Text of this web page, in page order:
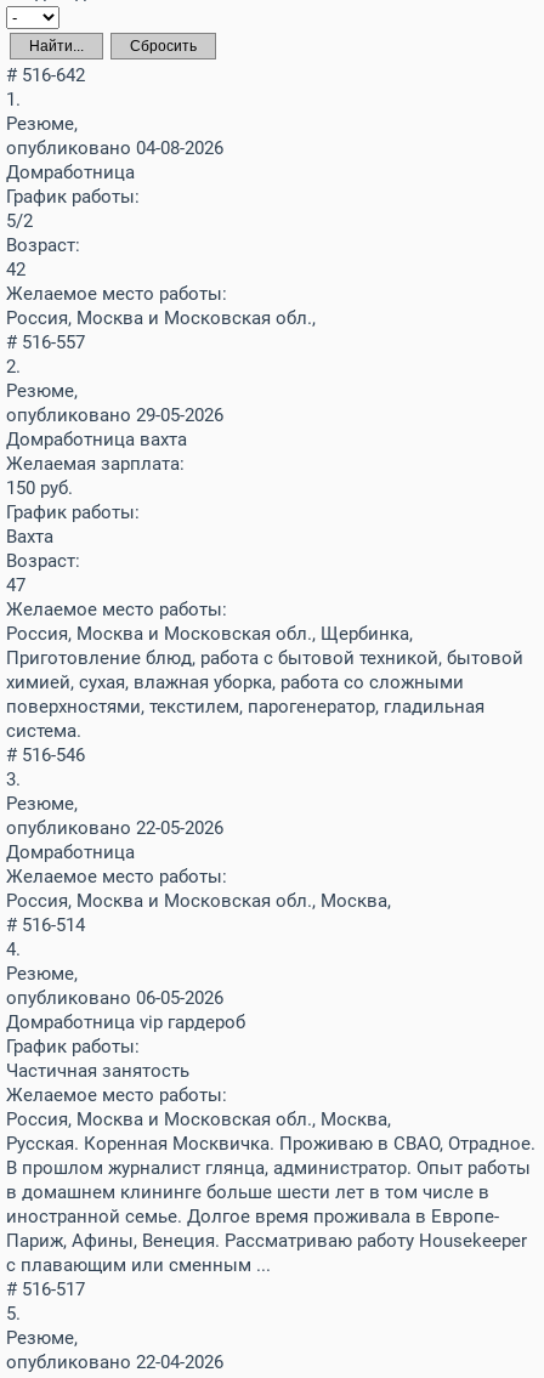
Найти... Сбросить
# 516-642
1.
Резюме,
опубликовано 04-08-2026
Домработница
График работы:
5/2
Возраст:
42
Желаемое место работы:
Россия, Москва и Московская обл.,
# 516-557
2.
Резюме,
опубликовано 29-05-2026
Домработница вахта
Желаемая зарплата:
150 руб.
График работы:
Вахта
Возраст:
47
Желаемое место работы:
Россия, Москва и Московская обл., Щербинка,
Приготовление блюд, работа с бытовой техникой, бытовой
химией, сухая, влажная уборка, работа со сложными
поверхностями, текстилем, парогенератор, гладильная
система.
# 516-546
3.
Резюме,
опубликовано 22-05-2026
Домработница
Желаемое место работы:
Россия, Москва и Московская обл., Москва,
# 516-514
4.
Резюме,
опубликовано 06-05-2026
Домработница vip гардероб
График работы:
Частичная занятость
Желаемое место работы:
Россия, Москва и Московская обл., Москва,
Русская. Коренная Москвичка. Проживаю в СВАО, Отрадное.
В прошлом журналист глянца, администратор. Опыт работы
в домашнем клининге больше шести лет в том числе в
иностранной семье. Долгое время проживала в Европе-
Париж, Афины, Венеция. Рассматриваю работу Housekeeper
с плавающим или сменным ...
# 516-517
5.
Резюме,
опубликовано 22-04-2026